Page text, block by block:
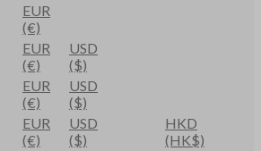
EUR
(€)
EUR
(€)
USD
($)
EUR
(€)
USD
($)
EUR
(€)
USD
($)
HKD
(HK$)